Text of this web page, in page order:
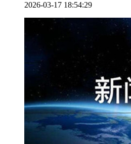
2026-03-17 18:54:29